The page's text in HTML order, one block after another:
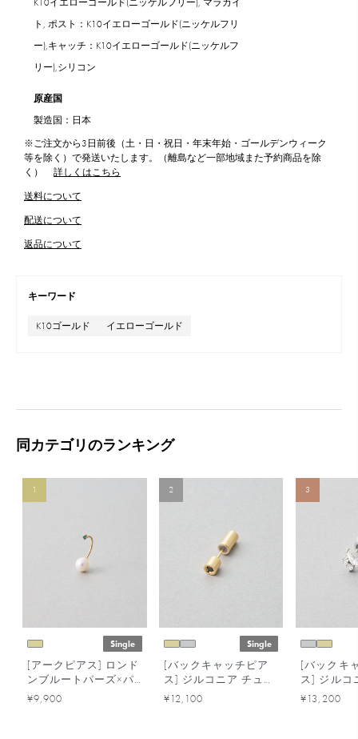
ト, ポスト：K10イエローゴールド(ニッケルフリ
ー),キャッチ：K10イエローゴールド(ニッケルフ
リー),シリコン
原産国
製造国：日本
※ご注文から3日前後（土・日・祝日・年末年始・ゴールデンウィーク
等を除く）で発送いたします。（離島など一部地域また予約商品を除
く）
詳しくはこちら
送料について
配送について
返品について
キーワード
K10ゴールド イエローゴールド
同カテゴリのランキング
1
Single
[アークピアス] ロンド
ンブルートパーズ×パ
ール
¥9,900
2
Single
[バックキャッチピア
ス] ジルコニア チュー
ブ
¥12,100
3
[バックキ
ス] ジルコ
ズ
¥13,200